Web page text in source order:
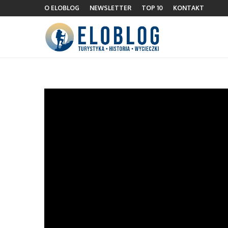
O ELOBLOG NEWSLETTER TOP 10 KONTAKT